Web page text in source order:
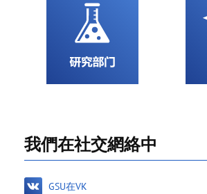
我們在社交網絡中
GSU在VK